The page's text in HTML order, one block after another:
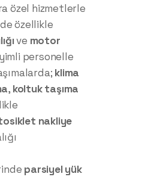
özel hizmetlerle
özellikle
ve motor
personelle
klima
, koltuk taşıma
nakliye
parsiyel yük